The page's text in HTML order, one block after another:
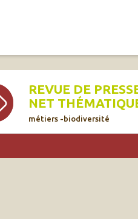
REVUE DE
NET
métiers -biodiversité